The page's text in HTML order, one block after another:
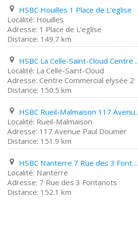
HSBC Houilles 1 Place de L'eglise
Houilles
1 Place de L'eglise
149.7 km
HSBC La Celle-
La Celle-Saint-Cloud
Centre Commercial elysée 2
150.5 km
HSBC Rueil-
Rueil-Malmaison
117 Avenue Paul Doumer
151.9 km
HSBC Nanterre 7 Rue des 3 Fontanots
Nanterre
7 Rue des 3 Fontanots
152.1 km